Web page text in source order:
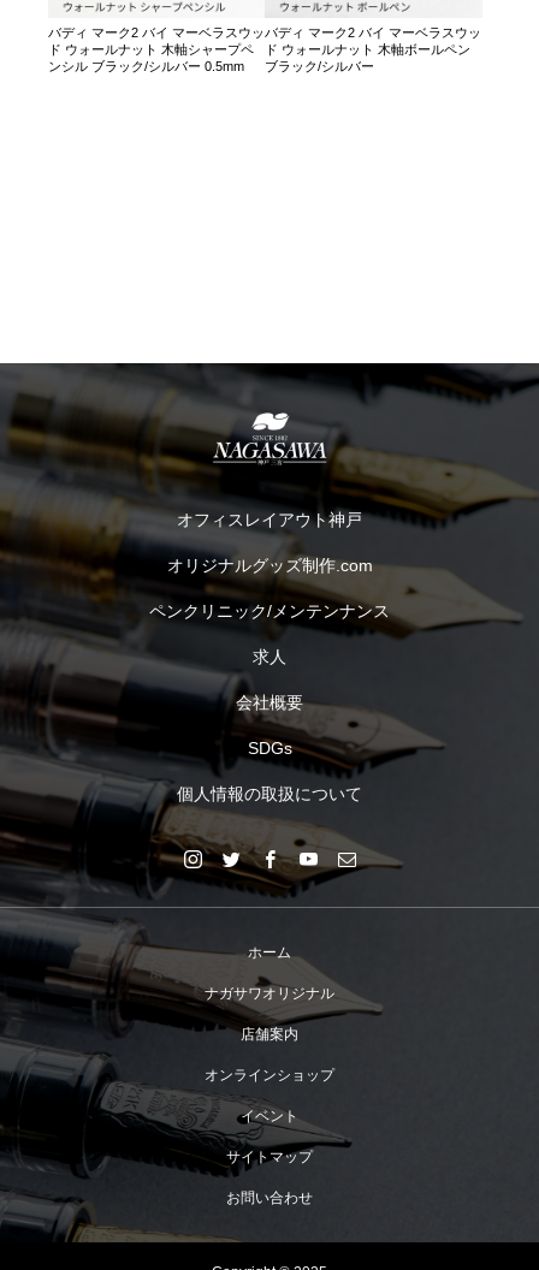
バディ マーク2 バイ マーベラスウッ
ド ウォールナット 木軸シャープペ
ンシル ブラック/シルバー 0.5mm
バディ マーク2 バイ マーベラスウッ
ド ウォールナット 木軸ボールペン
ブラック/シルバー
オフィスレイアウト神戸
オリジナルグッズ制作.com
ペンクリニック/メンテンナンス
求人
会社概要
SDGs
個人情報の取扱について
ホーム
ナガサワオリジナル
店舗案内
オンラインショップ
イベント
サイトマップ
お問い合わせ